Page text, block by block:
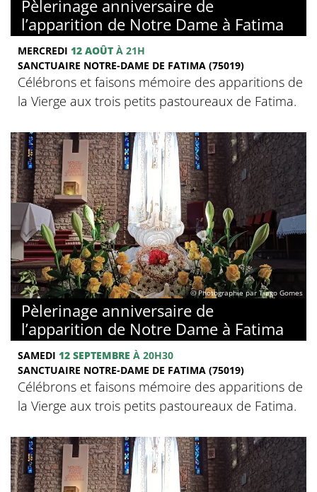
Pèlerinage anniversaire de
l’apparition de Notre Dame à Fatima
MERCREDI 12 AOÛT À 21H
SANCTUAIRE NOTRE-DAME DE FATIMA (75019)
Célébrons et faisons mémoire des apparitions de
la Vierge aux trois petits pastoureaux de Fatima.
© Photographie par Tiago Gomes
Pèlerinage anniversaire de
l’apparition de Notre Dame à Fatima
SAMEDI 12 SEPTEMBRE À 20H30
SANCTUAIRE NOTRE-DAME DE FATIMA (75019)
Célébrons et faisons mémoire des apparitions de
la Vierge aux trois petits pastoureaux de Fatima.